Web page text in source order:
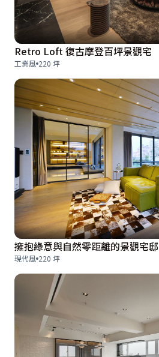
Retro Loft 復古摩登百坪景觀宅
工業風 220 坪
擁抱綠意與自然零距離的景觀宅邸
現代風 220 坪